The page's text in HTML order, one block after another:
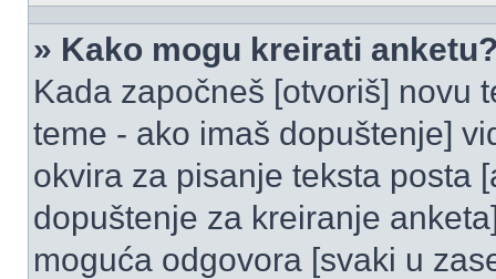
» Kako mogu kreirati
Kada započneš [otvoriš] novu
teme - ako imaš dopuštenje]
okvira za pisanje teksta posta
dopuštenje za kreiranje
moguća odgovora [svaki u